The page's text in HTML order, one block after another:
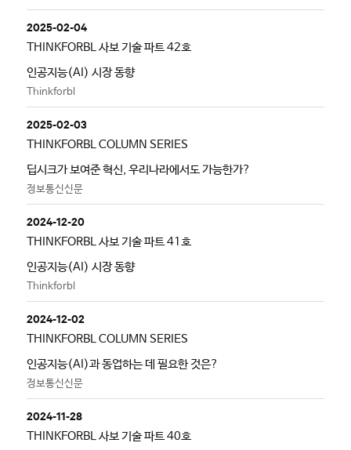
2025-02-04
THINKFORBL 사보 기술 파트 42호
인공지능(AI) 시장 동향
Thinkforbl
2025-02-03
THINKFORBL COLUMN SERIES
딥시크가 보여준 혁신, 우리나라에서도 가능한가?
정보통신신문
2024-12-20
THINKFORBL 사보 기술 파트 41호
인공지능(AI) 시장 동향
Thinkforbl
2024-12-02
THINKFORBL COLUMN SERIES
인공지능(AI)과 동업하는 데 필요한 것은?
정보통신신문
2024-11-28
THINKFORBL 사보 기술 파트 40호